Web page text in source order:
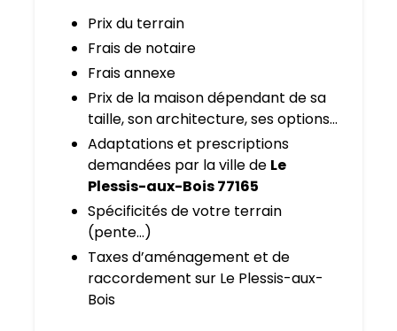
Prix du terrain
Frais de notaire
Frais annexe
Prix de la maison dépendant de sa
taille, son architecture, ses options…
Adaptations et prescriptions
demandées par la ville de Le
Plessis-aux-Bois 77165
Spécificités de votre terrain
(pente…)
Taxes d’aménagement et de
raccordement sur Le Plessis-aux-
Bois